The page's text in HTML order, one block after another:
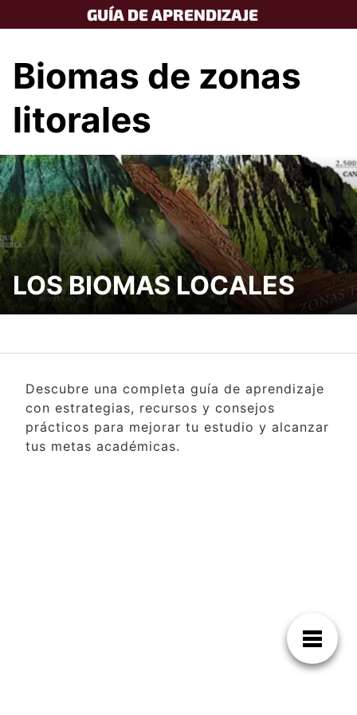
to
GUÍA DE APRENDIZAJE
Biomas de zonas
litorales
LOS BIOMAS LOCALES
Descubre una completa guía de aprendizaje
con estrategias, recursos y consejos
prácticos para mejorar tu estudio y alcanzar
tus metas académicas.